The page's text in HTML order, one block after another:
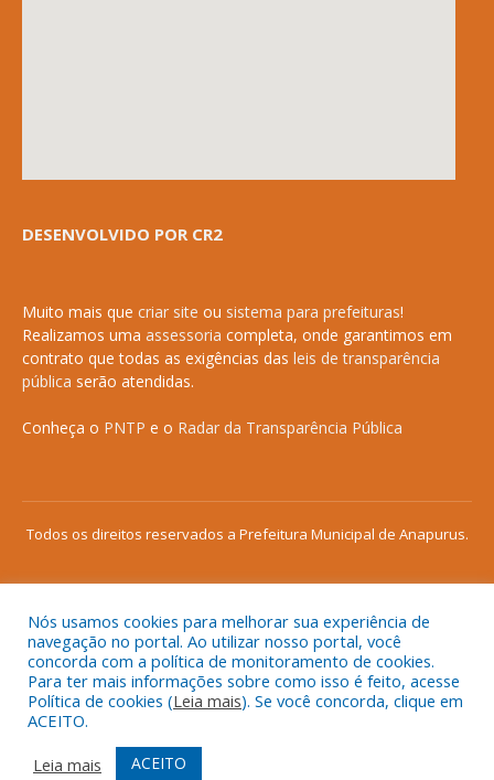
DESENVOLVIDO POR CR2
Muito mais que criar site ou sistema para prefeituras!
Realizamos uma assessoria completa, onde garantimos em
contrato que todas as exigências das leis de transparência
pública serão atendidas.
Conheça o PNTP e o Radar da Transparência Pública
Todos os direitos reservados a Prefeitura Municipal de Anapurus.
Mapa do Site
Acessar Área Administrativa
Acessar o Webmail
Nós usamos cookies para melhorar sua experiência de
navegação no portal. Ao utilizar nosso portal, você
concorda com a política de monitoramento de cookies.
Para ter mais informações sobre como isso é feito, acesse
Política de cookies (Leia mais). Se você concorda, clique em
ACEITO.
Leia mais
ACEITO